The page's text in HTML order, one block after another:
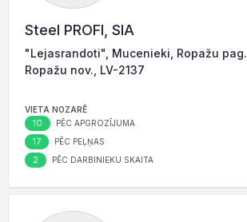
Steel PROFI, SIA
"Lejasrandoti", Mucenieki, Ropažu pag.,
Ropažu nov., LV-2137
VIETA NOZARĒ
10 PĒC APGROZĪJUMA
17 PĒC PEĻŅAS
2 PĒC DARBINIEKU SKAITA